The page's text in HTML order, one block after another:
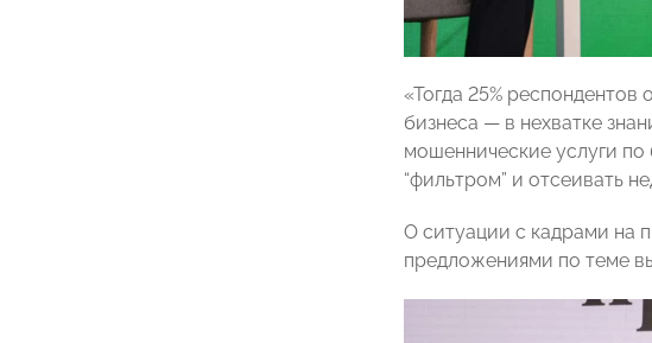
«Тогда 25%
бизнеса — в нехватке
мошеннические услуги
“фильтром” и отсеивать
О ситуации с кадрами на
предложениями по теме